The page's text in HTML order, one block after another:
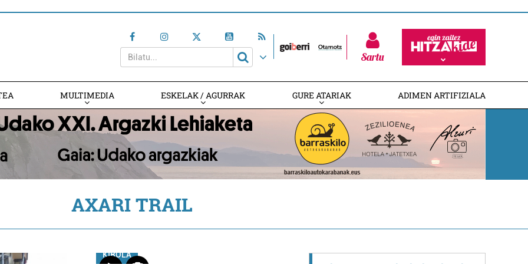
Sartu
MULTIMEDIA ESKELAK / AGURRAK GURE ATARIAK ADIMEN ARTIFIZIALA
AXARI TRAIL
KIROLA